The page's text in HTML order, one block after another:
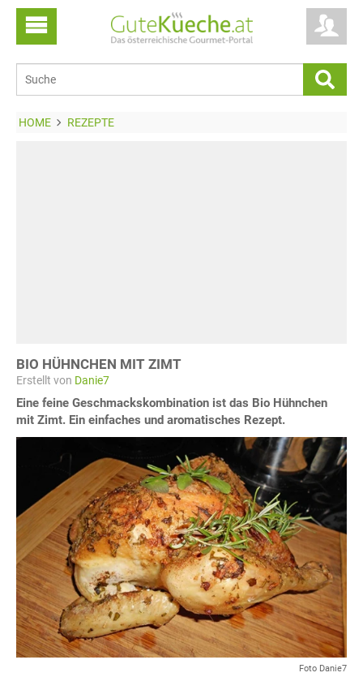
HOME REZEPTE
BIO HÜHNCHEN MIT ZIMT
Erstellt von Danie7
Eine feine Geschmackskombination ist das Bio Hühnchen
mit Zimt. Ein einfaches und aromatisches Rezept.
Foto Danie7